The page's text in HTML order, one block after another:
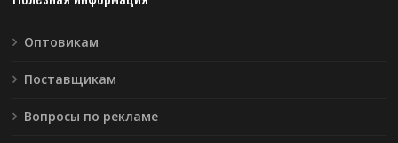
Оптовикам
Поставщикам
Вопросы по рекламе